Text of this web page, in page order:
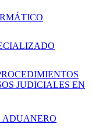
JUDICIALES EN
ADUANERO